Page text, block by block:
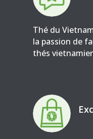
Thé du
la passion de
thés